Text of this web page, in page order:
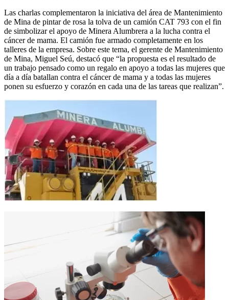
Las charlas complementaron la iniciativa del área de Mantenimiento
de Mina de pintar de rosa la tolva de un camión CAT 793 con el fin
de simbolizar el apoyo de Minera Alumbrera a la lucha contra el
cáncer de mama. El camión fue armado completamente en los
talleres de la empresa. Sobre este tema, el gerente de Mantenimiento
de Mina, Miguel Seú, destacó que “la propuesta es el resultado de
un trabajo pensado como un regalo en apoyo a todas las mujeres que
día a día batallan contra el cáncer de mama y a todas las mujeres
ponen su esfuerzo y corazón en cada una de las tareas que realizan”.